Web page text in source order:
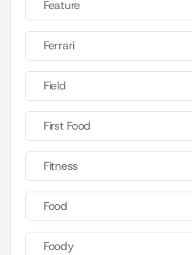
Feature
Ferrari
Field
First Food
Fitness
Food
Foody